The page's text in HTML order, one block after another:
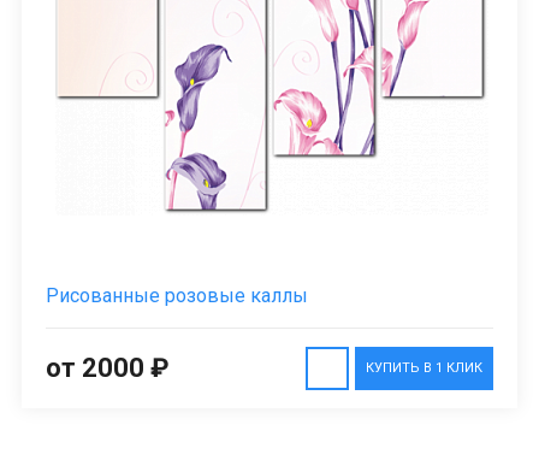
Рисованные розовые каллы
КУПИТЬ В 1 КЛИК
от 2000 ₽